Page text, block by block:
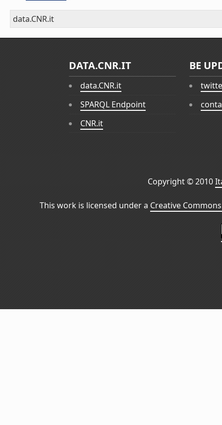
data.CNR.it
DATA.CNR.IT
data.CNR.it
SPARQL Endpoint
CNR.it
BE
Copyright © 2010
This work is licensed under a Creative